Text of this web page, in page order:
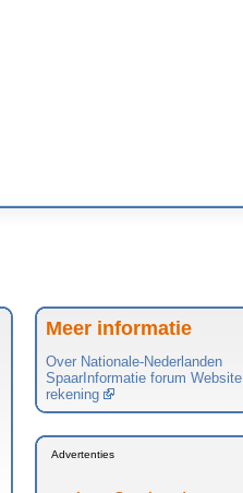
Meer informatie
Over Nationale-Nederlanden
SpaarInformatie forum Website
rekening